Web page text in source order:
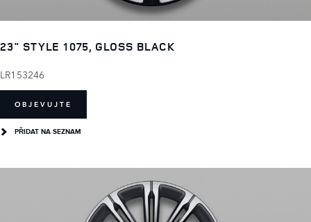
23" STYLE 1075, GLOSS BLACK
LR153246
OBJEVUJTE
PŘIDAT NA SEZNAM